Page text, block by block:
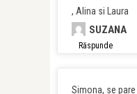
, Alina si Laura
SUZANA
Răspunde
Simona, se